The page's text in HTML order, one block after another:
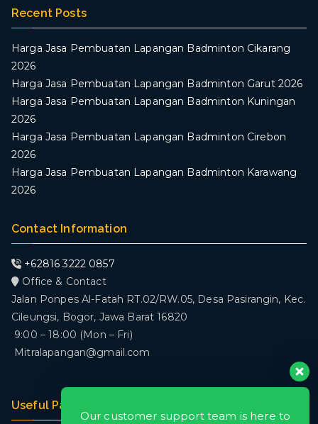
Recent Posts
Harga Jasa Pembuatan Lapangan Badminton Cikarang
2026
Harga Jasa Pembuatan Lapangan Badminton Garut 2026
Harga Jasa Pembuatan Lapangan Badminton Kuningan
2026
Harga Jasa Pembuatan Lapangan Badminton Cirebon
2026
Harga Jasa Pembuatan Lapangan Badminton Karawang
2026
Contact Information
+62816 3222 0857
Office & Contact
Jalan Ponpes Al-Fatah RT.02/RW.05, Desa Pasirangin, Kec.
Cileungsi, Bogor, Jawa Barat 16820
9:00 – 18:00 (Mon – Fri)
Mitralapangan@gmail.com
Useful Pages
Our customer support team is here to